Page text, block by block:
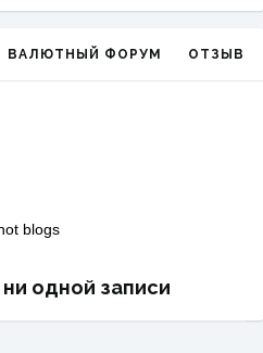
ВАЛЮТНЫЙ ФОРУМ ОТЗЫВЫ
одной записи